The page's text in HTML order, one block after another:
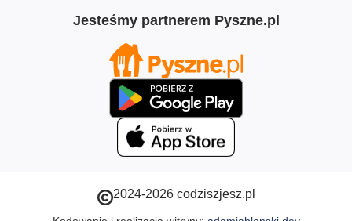
Jesteśmy partnerem Pyszne.pl
2024-2026 codziszjesz.pl